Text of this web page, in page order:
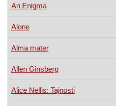
An Enigma
Alone
Alma mater
Allen Ginsberg
Alice Nellis: Tajnosti